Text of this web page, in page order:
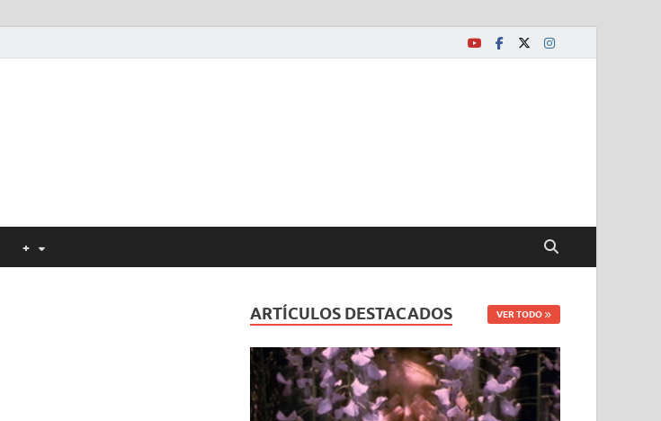
+
ARTÍCULOS DESTACADOS VER TODO